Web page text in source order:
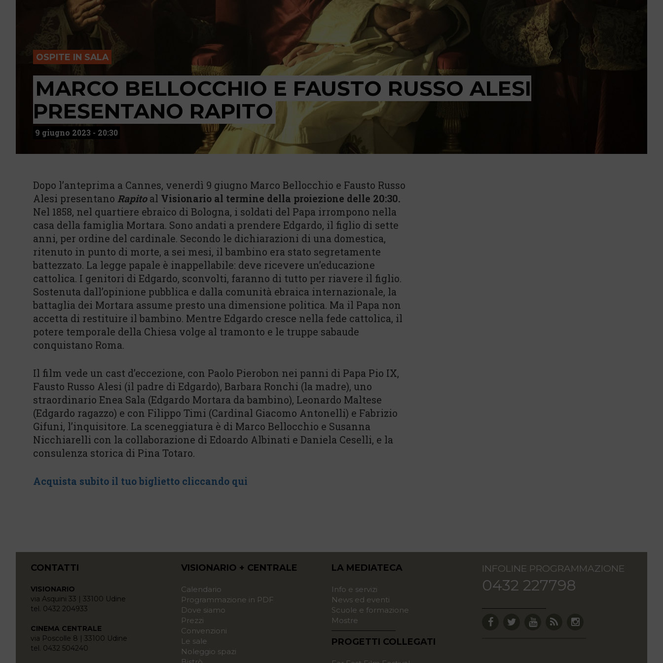
OSPITE IN SALA
MARCO BELLOCCHIO E FAUSTO RUSSO ALESI
PRESENTANO RAPITO
9 giugno 2023 - 20:30
Dopo l’anteprima a Cannes, venerdì 9 giugno Marco Bellocchio e Fausto Russo
Alesi presentano Rapitoal Visionario al termine della proiezione delle 20:30.
Nel 1858, nel quartiere ebraico di Bologna, i soldati del Papa irrompono nella
casa della famiglia Mortara. Sono andati a prendere Edgardo, il figlio di sette
anni, per ordine del cardinale. Secondo le dichiarazioni di una domestica,
ritenuto in punto di morte, a sei mesi, il bambino era stato segretamente
battezzato. La legge papale è inappellabile: deve ricevere un’educazione
cattolica. I genitori di Edgardo, sconvolti, faranno di tutto per riavere il figlio.
Sostenuta dall’opinione pubblica e dalla comunità ebraica internazionale, la
battaglia dei Mortara assume presto una dimensione politica. Ma il Papa non
accetta di restituire il bambino. Mentre Edgardo cresce nella fede cattolica, il
potere temporale della Chiesa volge al tramonto e le truppe sabaude
conquistano Roma.
Il film vede un cast d’eccezione, con Paolo Pierobon nei panni di Papa Pio IX,
Fausto Russo Alesi (il padre di Edgardo), Barbara Ronchi (la madre), uno
straordinario Enea Sala (Edgardo Mortara da bambino), Leonardo Maltese
(Edgardo ragazzo) e con Filippo Timi (Cardinal Giacomo Antonelli) e Fabrizio
Gifuni, l’inquisitore. La sceneggiatura è di Marco Bellocchio e Susanna
Nicchiarelli con la collaborazione di Edoardo Albinati e Daniela Ceselli, e la
consulenza storica di Pina Totaro.
Acquista subito il tuo biglietto cliccando qui
CONTATTI
VISIONARIO
via Asquini 33 | 33100 Udine
tel. 0432 204933
CINEMA CENTRALE
via Poscolle 8 | 33100 Udine
tel. 0432 504240
VISIONARIO + CENTRALE
Calendario
Programmazione in PDF
Dove siamo
Prezzi
Convenzioni
Le sale
Noleggio spazi
LA MEDIATECA
Info e servizi
News ed eventi
Scuole e formazione
Mostre
PROGETTI COLLEGATI
INFOLINE PROGRAMMAZIONE
0432 227798